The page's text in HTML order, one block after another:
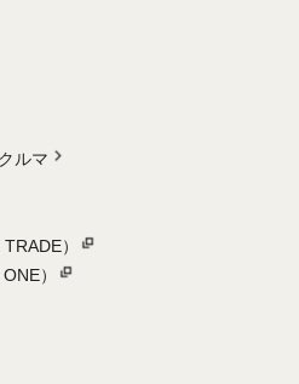
ルマ
）
）